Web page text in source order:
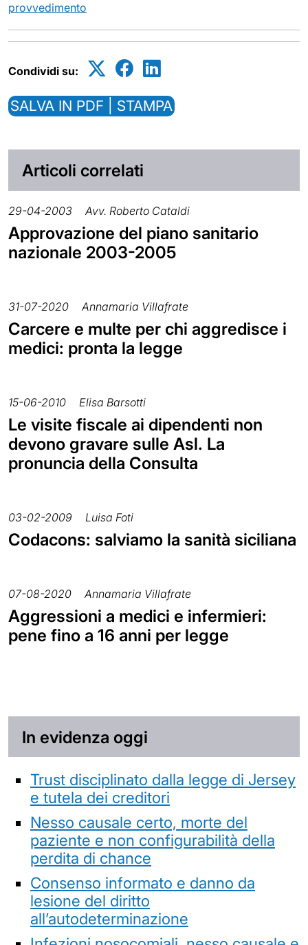
provvedimento
Condividi su:
SALVA IN PDF | STAMPA
Articoli correlati
29-04-2003 Avv. Roberto Cataldi
Approvazione del piano sanitario
nazionale 2003-2005
31-07-2020 Annamaria Villafrate
Carcere e multe per chi aggredisce i
medici: pronta la legge
15-06-2010 Elisa Barsotti
Le visite fiscale ai dipendenti non
devono gravare sulle Asl. La
pronuncia della Consulta
03-02-2009 Luisa Foti
Codacons: salviamo la sanità siciliana
07-08-2020 Annamaria Villafrate
Aggressioni a medici e infermieri:
pene fino a 16 anni per legge
In evidenza oggi
Trust disciplinato dalla legge di Jersey
e tutela dei creditori
Nesso causale certo, morte del
paziente e non configurabilità della
perdita di chance
Consenso informato e danno da
lesione del diritto
all’autodeterminazione